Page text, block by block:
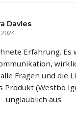
Davies
Erfahrung. Es
Fragen und die
Produkt (Westbo
unglaublich aus.